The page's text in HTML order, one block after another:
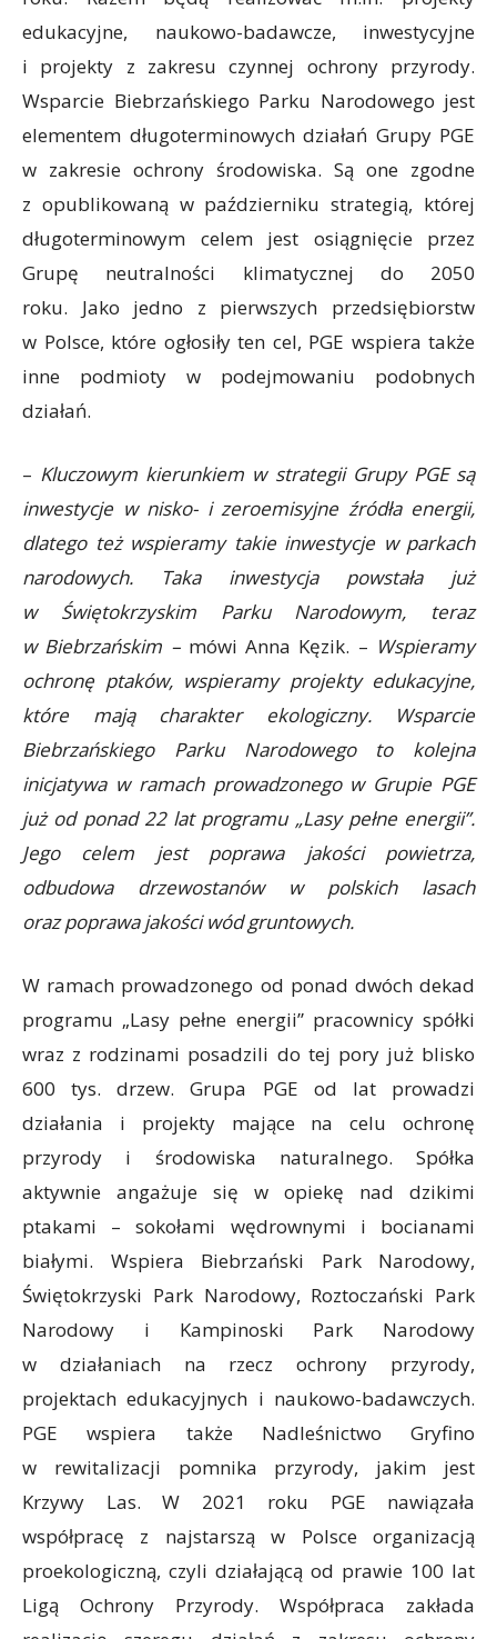
edukacyjne, naukowo-badawcze, inwestycyjne
i projekty z zakresu czynnej ochrony przyrody.
Wsparcie Biebrzańskiego Parku Narodowego jest
elementem długoterminowych działań Grupy PGE
w zakresie ochrony środowiska. Są one zgodne
z opublikowaną w październiku strategią, której
długoterminowym celem jest osiągnięcie przez
Grupę neutralności klimatycznej do 2050
roku. Jako jedno z pierwszych przedsiębiorstw
w Polsce, które ogłosiły ten cel, PGE wspiera także
inne podmioty w podejmowaniu podobnych
działań.
– Kluczowym kierunkiem w strategii Grupy PGE są
inwestycje w nisko- i zeroemisyjne źródła energii,
dlatego też wspieramy takie inwestycje w parkach
narodowych. Taka inwestycja powstała już
w Świętokrzyskim Parku Narodowym, teraz
w Biebrzańskim –mówi Anna Kęzik. – Wspieramy
ochronę ptaków, wspieramy projekty edukacyjne,
które mają charakter ekologiczny. Wsparcie
Biebrzańskiego Parku Narodowego to kolejna
inicjatywa w ramach prowadzonego w Grupie PGE
już od ponad 22 lat programu „Lasy pełne energii”.
Jego celem jest poprawa jakości powietrza,
odbudowa drzewostanów w polskich lasach
oraz poprawa jakości wód gruntowych.
W ramach prowadzonego od ponad dwóch dekad
programu „Lasy pełne energii” pracownicy spółki
wraz z rodzinami posadzili do tej pory już blisko
600 tys. drzew. Grupa PGE od lat prowadzi
działania i projekty mające na celu ochronę
przyrody i środowiska naturalnego. Spółka
aktywnie angażuje się w opiekę nad dzikimi
ptakami – sokołami wędrownymi i bocianami
białymi. Wspiera Biebrzański Park Narodowy,
Świętokrzyski Park Narodowy, Roztoczański Park
Narodowy i Kampinoski Park Narodowy
w działaniach na rzecz ochrony przyrody,
projektach edukacyjnych i naukowo-badawczych.
PGE wspiera także Nadleśnictwo Gryfino
w rewitalizacji pomnika przyrody, jakim jest
Krzywy Las. W 2021 roku PGE nawiązała
współpracę z najstarszą w Polsce organizacją
proekologiczną, czyli działającą od prawie 100 lat
Ligą Ochrony Przyrody. Współpraca zakłada